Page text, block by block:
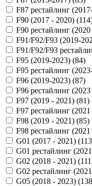
F87 рестайлинг
F90 (2017 - 2020) (114
F90 рестайлинг
F91/F92/F93 (2019-
F91/F92/F93
F95 (2019-2023) (84)
F95 рестайлинг
F96 (2019-2023) (87)
F96 рестайлинг
F97 (2019 - 2021) (81)
F97 рестайлинг
F98 (2019 - 2021) (85)
F98 рестайлинг
G01 (2017 - 2021) (113
G01 рестайлинг
G02 (2018 - 2021) (111
G02 рестайлинг
G05 (2018 - 2023) (138